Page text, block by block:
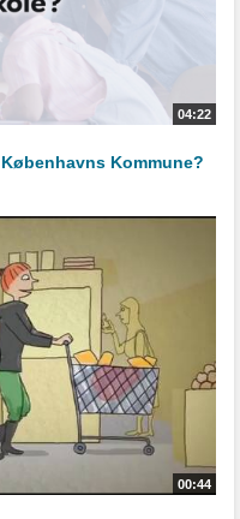
04:22
Kommune?
00:44